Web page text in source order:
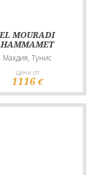
MOURADI
HAMMAMET
Махдия, Тунис
Цени от
1116 €